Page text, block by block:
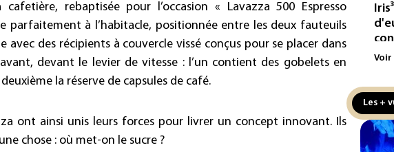
rebaptisée pour l’occasion « Lavazza 500 Espresso
parfaitement à l’habitacle, positionnée entre les deux fauteuils
avec des récipients à couvercle vissé conçus pour se placer dans
devant le levier de vitesse : l’un contient des gobelets en
la réserve de capsules de café.
ont ainsi unis leurs forces pour livrer un concept innovant. Ils
chose : où met-on le sucre ?
La
Voir
Les +